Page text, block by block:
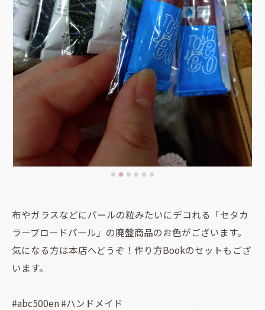
布やガラスなどにパールの粒みたいにデコれる「セタカ
ラーブロードパール」の廃盤商品のお色がございます。
気になる方は本店へどうぞ！作り方Bookのセットもござ
います。
#abc500en #ハンドメイド